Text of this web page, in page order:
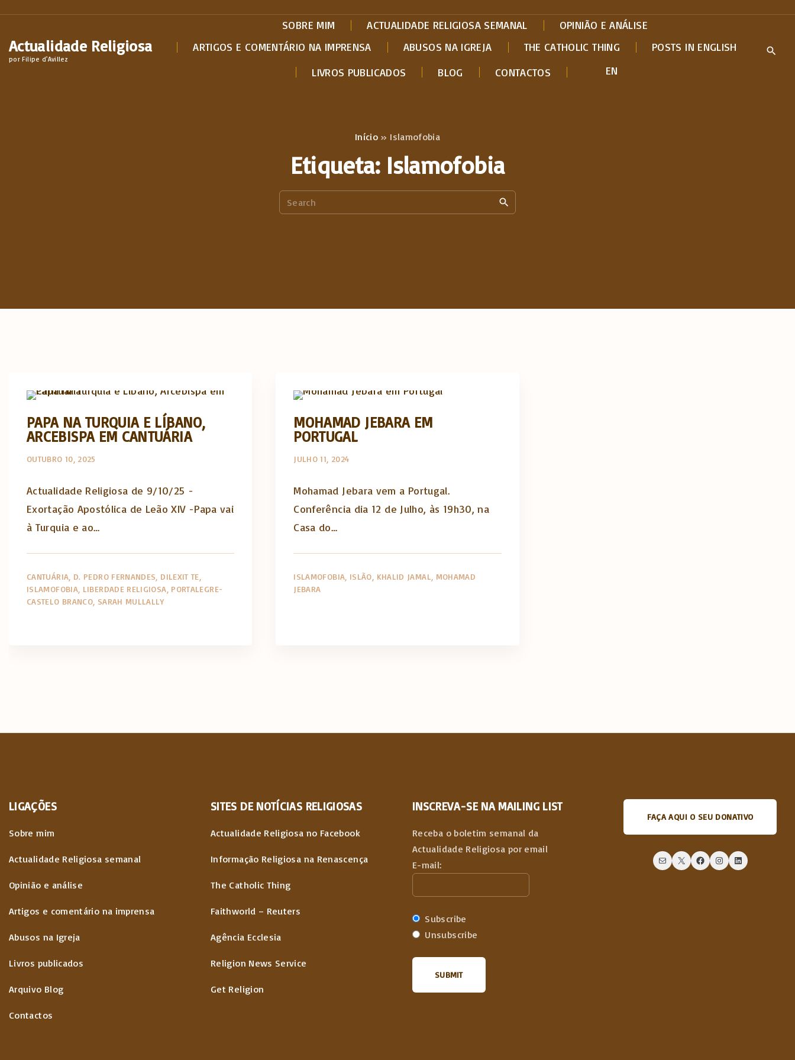
Actualidade Religiosa
por Filipe d'Avillez
SOBRE MIM ACTUALIDADE RELIGIOSA SEMANAL
OPINIÃO E ANÁLISE
ARTIGOS E COMENTÁRIO NA IMPRENSA
ABUSOS NA IGREJA THE CATHOLIC THING
POSTS IN ENGLISH
LIVROS PUBLICADOS
BLOG CONTACTOS EN
Início » Islamofobia
Etiqueta: Islamofobia
e
PAPA NA TURQUIA E LÍBANO,
ARCEBISPA EM CANTUÁRIA
OUTUBRO 10, 2025
Actualidade Religiosa de 9/10/25 -
Exortação Apostólica de Leão XIV -Papa vai
à Turquia e ao…
CANTUÁRIA D. PEDRO FERNANDES DILEXIT TE
ISLAMOFOBIA LIBERDADE RELIGIOSA PORTALEGRE-
CASTELO BRANCO SARAH MULLALLY
MOHAMAD JEBARA EM
PORTUGAL
JULHO 11, 2024
Mohamad Jebara vem a Portugal.
Conferência dia 12 de Julho, às 19h30, na
Casa do…
ISLAMOFOBIA ISLÃO KHALID JAMAL MOHAMAD
JEBARA
LIGAÇÕES
Sobre mim
Actualidade Religiosa semanal
Opinião e análise
Artigos e comentário na imprensa
Abusos na Igreja
Livros publicados
Arquivo Blog
Contactos
SITES DE NOTÍCIAS RELIGIOSAS
Actualidade Religiosa no Facebook
Informação Religiosa na Renascença
The Catholic Thing
Faithworld – Reuters
Agência Ecclesia
Religion News Service
Get Religion
INSCREVA-SE NA MAILING LIST
Receba o boletim semanal da
Actualidade Religiosa por email
E-mail:
Subscribe
Unsubscribe
FAÇA AQUI O SEU DONATIVO
Mail X Facebook Instagram LinkedIn